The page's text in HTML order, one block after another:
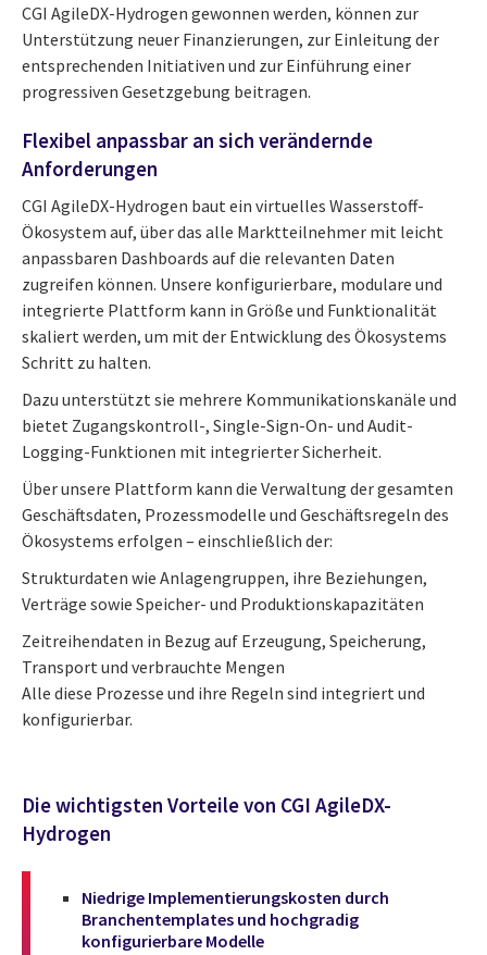
CGI AgileDX-Hydrogen gewonnen werden, können zur
Unterstützung neuer Finanzierungen, zur Einleitung der
entsprechenden Initiativen und zur Einführung einer
progressiven Gesetzgebung beitragen.
Flexibel anpassbar an sich verändernde
Anforderungen
CGI AgileDX-Hydrogen baut ein virtuelles Wasserstoff-
Ökosystem auf, über das alle Marktteilnehmer mit leicht
anpassbaren Dashboards auf die relevanten Daten
zugreifen können. Unsere konfigurierbare, modulare und
integrierte Plattform kann in Größe und Funktionalität
skaliert werden, um mit der Entwicklung des Ökosystems
Schritt zu halten.
Dazu unterstützt sie mehrere Kommunikationskanäle und
bietet Zugangskontroll-, Single-Sign-On- und Audit-
Logging-Funktionen mit integrierter Sicherheit.
Über unsere Plattform kann die Verwaltung der gesamten
Geschäftsdaten, Prozessmodelle und Geschäftsregeln des
Ökosystems erfolgen – einschließlich der:
Strukturdaten wie Anlagengruppen, ihre Beziehungen,
Verträge sowie Speicher- und Produktionskapazitäten
Zeitreihendaten in Bezug auf Erzeugung, Speicherung,
Transport und verbrauchte Mengen
Alle diese Prozesse und ihre Regeln sind integriert und
konfigurierbar.
Die wichtigsten Vorteile von CGI AgileDX-
Hydrogen
Niedrige Implementierungskosten durch
Branchentemplates und hochgradig
konfigurierbare Modelle